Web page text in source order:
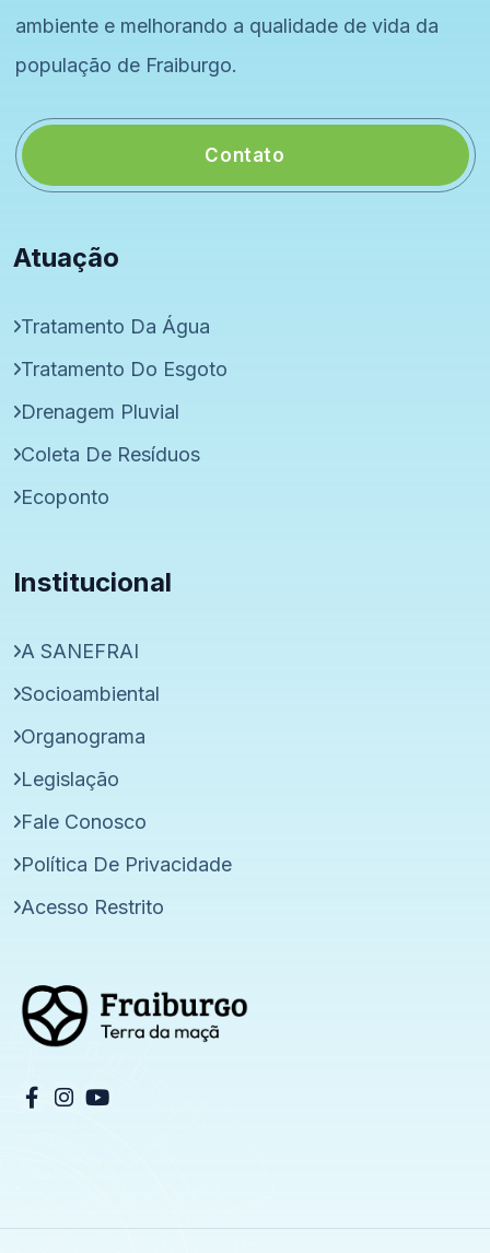
ambiente e melhorando a qualidade de vida da
população de Fraiburgo.
Contato
Atuação
Tratamento Da Água
Tratamento Do Esgoto
Drenagem Pluvial
Coleta De Resíduos
Ecoponto
Institucional
A SANEFRAI
Socioambiental
Organograma
Legislação
Fale Conosco
Política De Privacidade
Acesso Restrito